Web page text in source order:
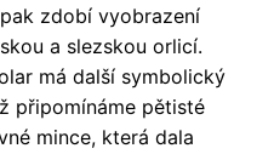
zdobí vyobrazení
a slezskou orlicí.
má další symbolický
připomínáme pětisté
mince, která dala